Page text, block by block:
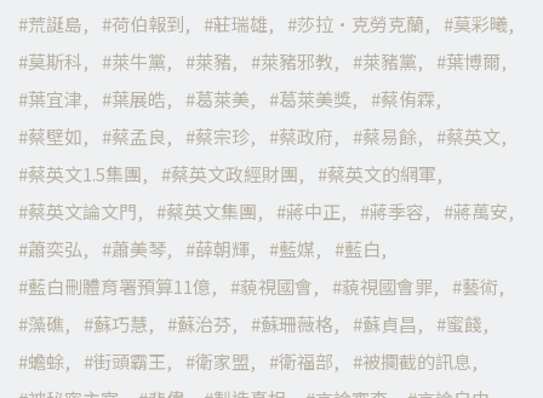
荒誕島
荷伯報到 莊瑞雄 莎拉·克勞克蘭
莫彩曦
莫斯科
萊牛黨 萊豬 萊豬邪教 萊豬黨
葉博爾
葉宜津
葉展皓 葛萊美 葛萊美獎
蔡侑霖
蔡壁如
蔡孟良 蔡宗珍 蔡政府 蔡易餘
蔡英文
蔡英文1.5集團
蔡英文政經財團
蔡英文的網軍
蔡英文論文門
蔡英文集團 蔣中正 蔣季容
蔣萬安
蕭奕弘
蕭美琴 薛朝輝 藍媒
藍白
藍白刪體育署預算11億
藐視國會 藐視國會罪
藝術
藻礁
蘇巧慧 蘇治芬 蘇珊薇格 蘇貞昌
蜜餞
蟾蜍
街頭霸王 衛家盟 衛福部
被攔截的訊息